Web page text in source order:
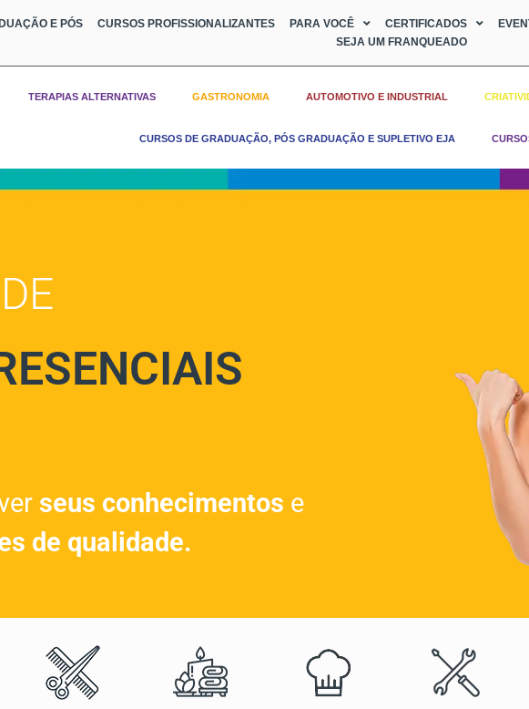
E PÓS CURSOS PROFISSIONALIZANTES PARA VOCÊ CERTIFICADOS
SEJA UM FRANQUEADO
TERAPIAS ALTERNATIVAS GASTRONOMIA AUTOMOTIVO E INDUSTRIAL
CURSOS DE GRADUAÇÃO, PÓS GRADUAÇÃO E SUPLETIVO EJA
seus conhecimentos e
de qualidade.